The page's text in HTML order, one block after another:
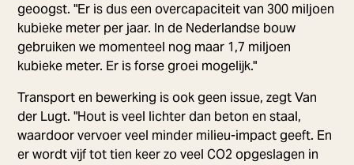
geoogst. "Er is dus een overcapaciteit van 300 miljoen
kubieke meter per jaar. In de Nederlandse bouw
gebruiken we momenteel nog maar 1,7 miljoen
kubieke meter. Er is forse groei mogelijk."
Transport en bewerking is ook geen issue, zegt Van
der Lugt. "Hout is veel lichter dan beton en staal,
waardoor vervoer veel minder milieu-impact geeft. En
er wordt vijf tot tien keer zo veel CO2 opgeslagen in